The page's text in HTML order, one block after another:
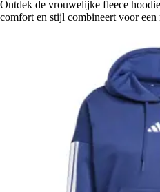
Ontdek de vrouwelijke fleece
comfort en stijl combineert voor een